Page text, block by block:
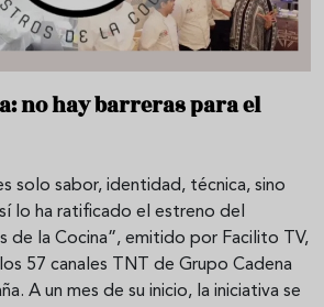
no hay barreras para el
solo sabor, identidad, técnica, sino
lo ha ratificado el estreno del
de la Cocina”, emitido por Facilito TV,
57 canales TNT de Grupo Cadena
A un mes de su inicio, la iniciativa se